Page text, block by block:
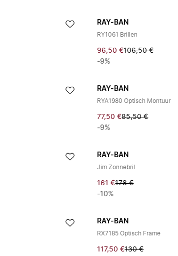
RAY-BAN
RY1061 Brillen
96,50 €106,50 €
-9%
RAY-BAN
RYA1980 Optisch Montuur
77,50 €85,50 €
-9%
RAY-BAN
Jim Zonnebril
161 €178 €
-10%
RAY-BAN
RX7185 Optisch Frame
117,50 €130 €